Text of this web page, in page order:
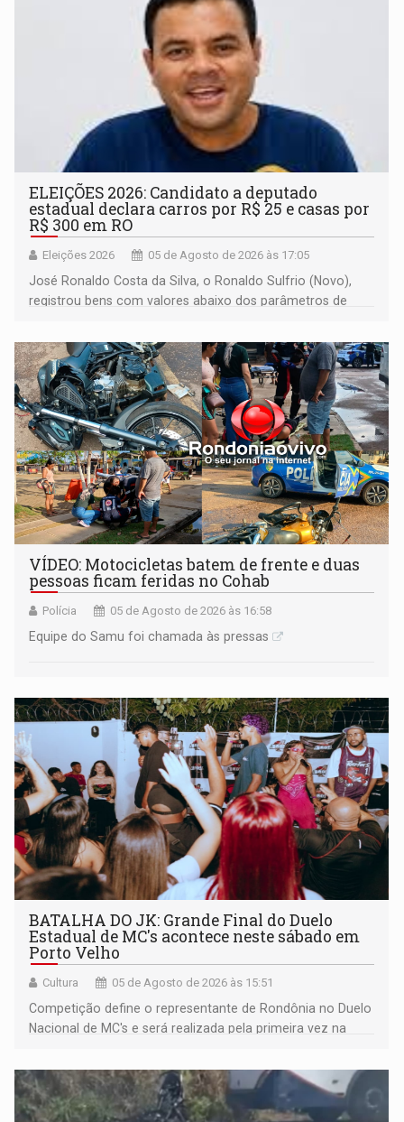
ELEIÇÕES 2026: Candidato a deputado
estadual declara carros por R$ 25 e casas por
R$ 300 em RO
Eleições 2026 05 de Agosto de 2026 às 17:05
José Ronaldo Costa da Silva, o Ronaldo Sulfrio (Novo),
registrou bens com valores abaixo dos parâmetros de
milhões
VÍDEO: Motocicletas batem de frente e duas
pessoas ficam feridas no Cohab
Polícia 05 de Agosto de 2026 às 16:58
Equipe do Samu foi chamada às pressas
BATALHA DO JK: Grande Final do Duelo
Estadual de MC's acontece neste sábado em
Porto Velho
Cultura 05 de Agosto de 2026 às 15:51
Competição define o representante de Rondônia no Duelo
Nacional de MC's e será realizada pela primeira vez na